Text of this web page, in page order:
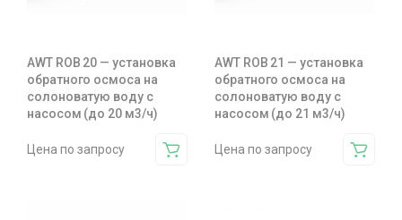
AWT ROB 20 — установка
обратного осмоса на
солоноватую воду с
насосом (до 20 м3/ч)
Цена по запросу
AWT ROB 21 — установка
обратного осмоса на
солоноватую воду с
насосом (до 21 м3/ч)
Цена по запросу